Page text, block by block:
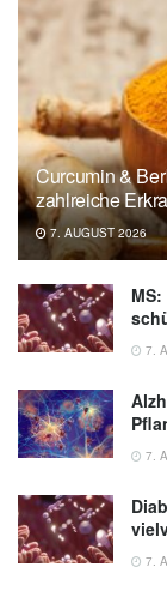
Curcumin &
zahlreiche
7. AUGUST 2026
7.
7.
7.